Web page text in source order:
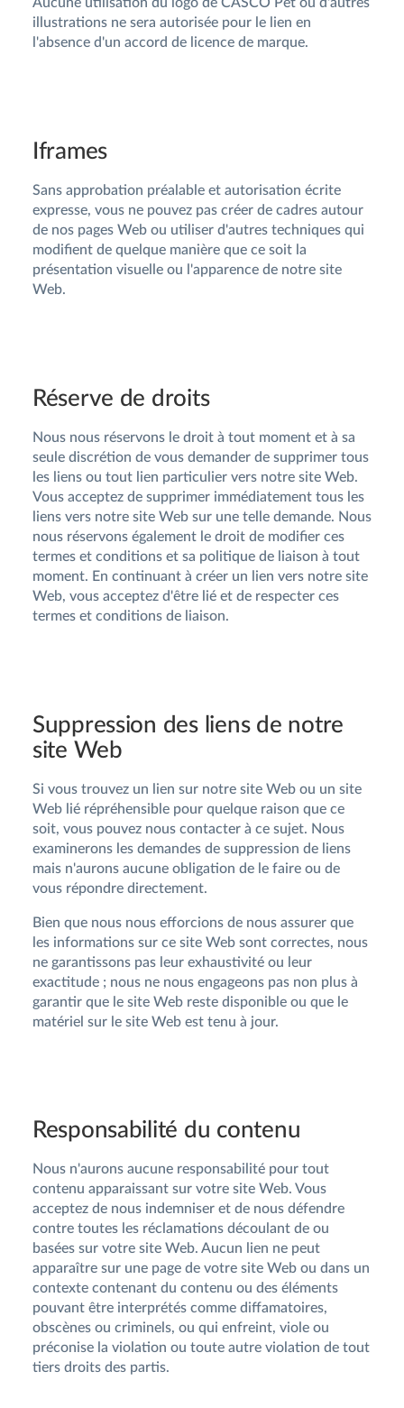
Aucune utilisation du logo de CASCO Pet ou d'autres
illustrations ne sera autorisée pour le lien en
l'absence d'un accord de licence de marque.
Iframes
Sans approbation préalable et autorisation écrite
expresse, vous ne pouvez pas créer de cadres autour
de nos pages Web ou utiliser d'autres techniques qui
modifient de quelque manière que ce soit la
présentation visuelle ou l'apparence de notre site
Web.
Réserve de droits
Nous nous réservons le droit à tout moment et à sa
seule discrétion de vous demander de supprimer tous
les liens ou tout lien particulier vers notre site Web.
Vous acceptez de supprimer immédiatement tous les
liens vers notre site Web sur une telle demande. Nous
nous réservons également le droit de modifier ces
termes et conditions et sa politique de liaison à tout
moment. En continuant à créer un lien vers notre site
Web, vous acceptez d'être lié et de respecter ces
termes et conditions de liaison.
Suppression des liens de notre
site Web
Si vous trouvez un lien sur notre site Web ou un site
Web lié répréhensible pour quelque raison que ce
soit, vous pouvez nous contacter à ce sujet. Nous
examinerons les demandes de suppression de liens
mais n'aurons aucune obligation de le faire ou de
vous répondre directement.
Bien que nous nous efforcions de nous assurer que
les informations sur ce site Web sont correctes, nous
ne garantissons pas leur exhaustivité ou leur
exactitude ; nous ne nous engageons pas non plus à
garantir que le site Web reste disponible ou que le
matériel sur le site Web est tenu à jour.
Responsabilité du contenu
Nous n'aurons aucune responsabilité pour tout
contenu apparaissant sur votre site Web. Vous
acceptez de nous indemniser et de nous défendre
contre toutes les réclamations découlant de ou
basées sur votre site Web. Aucun lien ne peut
apparaître sur une page de votre site Web ou dans un
contexte contenant du contenu ou des éléments
pouvant être interprétés comme diffamatoires,
obscènes ou criminels, ou qui enfreint, viole ou
préconise la violation ou toute autre violation de tout
tiers droits des partis.